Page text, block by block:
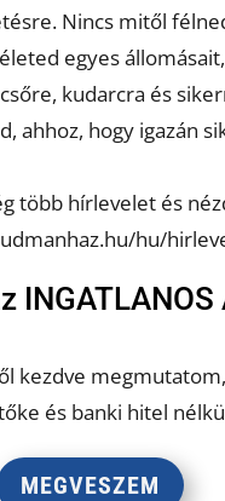
Nincs mitől
egyes
kudarcra és
ahhoz, hogy igazán
több hírlevelet és
hu/
INGATLANOS
kezdve
és banki hitel
MEGVESZEM